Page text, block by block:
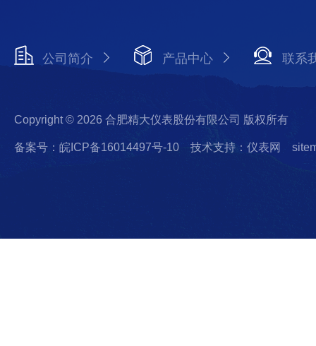
公司简介 产品中心 联系
Copyright © 2026 合肥精大仪表股份有限公司 版权所有
备案号：皖ICP备16014497号-10 技术支持：仪表网